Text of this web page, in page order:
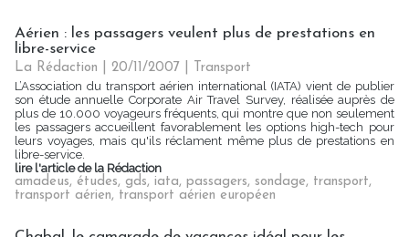
Aérien : les passagers veulent plus de prestations en
libre-service
La Rédaction | 20/11/2007
Transport
L’Association du transport aérien international (IATA) vient de publier
son étude annuelle Corporate Air Travel Survey, réalisée auprès de
plus de 10.000 voyageurs fréquents, qui montre que non seulement
les passagers accueillent favorablement les options high-tech pour
leurs voyages, mais qu'ils réclament même plus de prestations en
libre-service.
lire l'article de la Rédaction
amadeus, études, gds, iata, passagers, sondage, transport,
transport aérien, transport aérien européen